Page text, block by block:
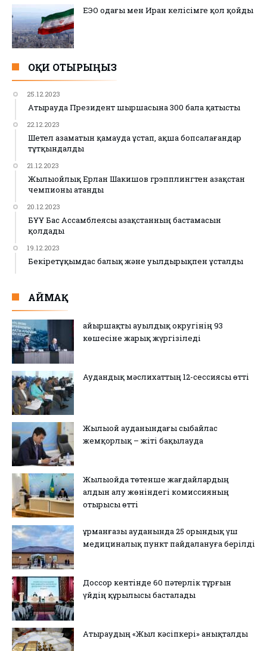
ЕЭО одағы мен Иран келісімге қол қойды
ОҚИ ОТЫРЫҢЫЗ
25.12.2023
Атырауда Президент шыршасына 300 бала қатысты
22.12.2023
Шетел азаматын қамауда ұстап, ақша бопсалағандар
тұтқындалды
21.12.2023
Жылыойлық Ерлан Шакишов грэпплингтен Қазақстан
чемпионы атанды
20.12.2023
БҰҰ Бас Ассамблеясы Қазақстанның бастамасын
қолдады
19.12.2023
Бекіретұқымдас балық және уылдырықпен ұсталды
АЙМАҚ
Қайыршақты ауылдық округінің 93
көшесіне жарық жүргізіледі
Аудандық мәслихаттың 12-сессиясы өтті
Жылыой ауданындағы сыбайлас
жемқорлық – жіті бақылауда
Жылыойда төтенше жағдайлардың
алдын алу жөніндегі комиссияның
отырысы өтті
Құрманғазы ауданында 25 орындық үш
медициналық пункт пайдалануға берілді
Доссор кентінде 60 пәтерлік тұрғын
үйдің құрылысы басталады
Атыраудың «Жыл кәсіпкері» анықталды